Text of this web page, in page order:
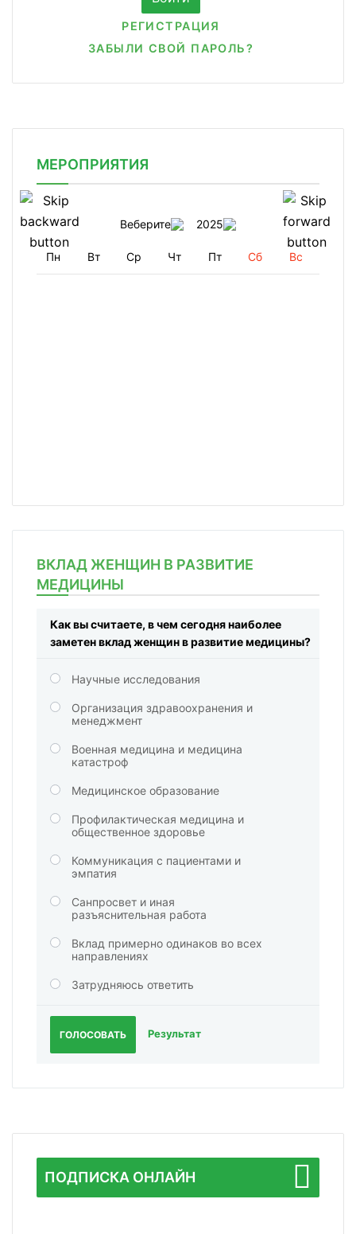
РЕГИСТРАЦИЯ
ЗАБЫЛИ СВОЙ ПАРОЛЬ?
МЕРОПРИЯТИЯ
Веберите 2025
Пн Вт Ср Чт Пт Сб Вс
ВКЛАД ЖЕНЩИН В РАЗВИТИЕ
МЕДИЦИНЫ
Как вы считаете, в чем сегодня наиболее
заметен вклад женщин в развитие медицины?
Научные исследования
Организация здравоохранения и
менеджмент
Военная медицина и медицина
катастроф
Медицинское образование
Профилактическая медицина и
общественное здоровье
Коммуникация с пациентами и
эмпатия
Санпросвет и иная
разъяснительная работа
Вклад примерно одинаков во всех
направлениях
Затрудняюсь ответить
ГОЛОСОВАТЬ Результат
ПОДПИСКА ОНЛАЙН